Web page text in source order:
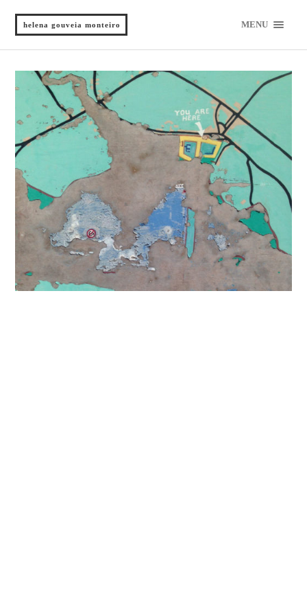
helena gouveia monteiro MENU